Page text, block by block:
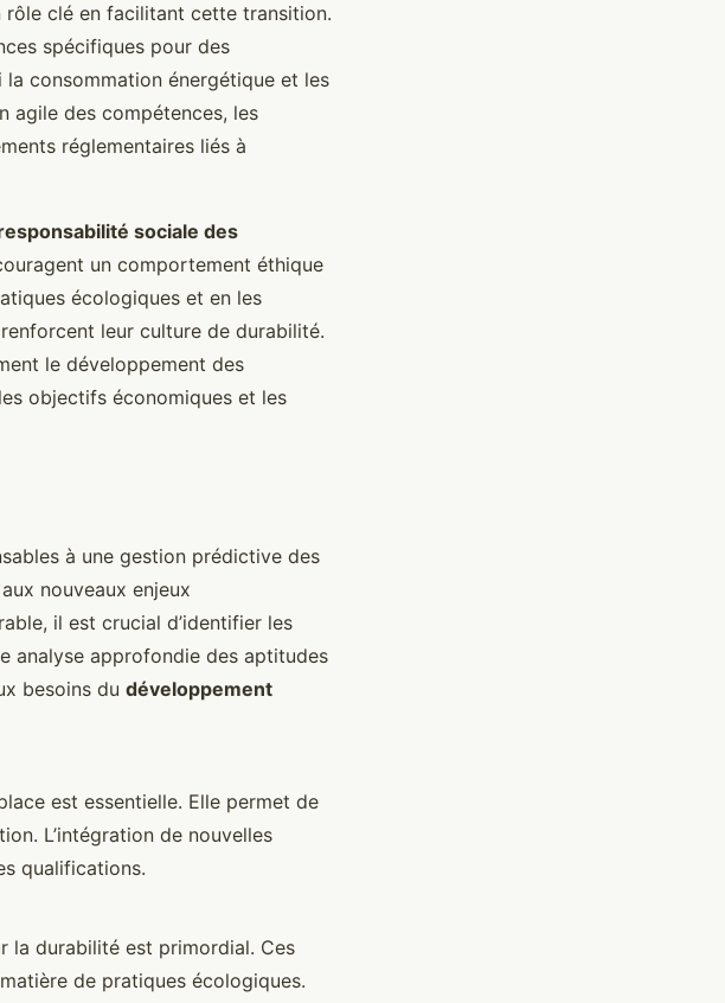
rôle clé en facilitant cette transition.
spécifiques pour des
consommation énergétique et les
agile des compétences, les
réglementaires liés à
sociale des
un comportement éthique
écologiques et en les
leur culture de durabilité.
le développement des
objectifs économiques et les
à une gestion prédictive des
nouveaux enjeux
il est crucial d’identifier les
analyse approfondie des aptitudes
besoins du développement
est essentielle. Elle permet de
L’intégration de nouvelles
qualifications.
la durabilité est primordial. Ces
de pratiques écologiques.